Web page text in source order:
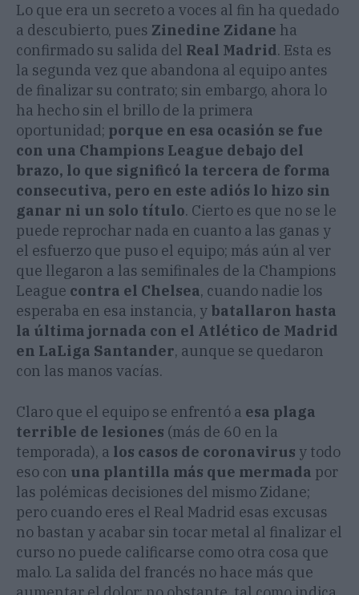
Lo que era un secreto a voces al fin ha quedado
a descubierto, pues Zinedine Zidane ha
confirmado su salida del Real Madrid. Esta es
la segunda vez que abandona al equipo antes
de finalizar su contrato; sin embargo, ahora lo
ha hecho sin el brillo de la primera
oportunidad; porque en esa ocasión se fue
con una Champions League debajo del
brazo, lo que significó la tercera de forma
consecutiva, pero en este adiós lo hizo sin
ganar ni un solo título. Cierto es que no se le
puede reprochar nada en cuanto a las ganas y
el esfuerzo que puso el equipo; más aún al ver
que llegaron a las semifinales de la Champions
League contra el Chelsea, cuando nadie los
esperaba en esa instancia, y batallaron hasta
la última jornada con el Atlético de Madrid
en LaLiga Santander, aunque se quedaron
con las manos vacías.
Claro que el equipo se enfrentó a esa plaga
terrible de lesiones (más de 60 en la
temporada), a los casos de coronavirus y todo
eso con una plantilla más que mermada por
las polémicas decisiones del mismo Zidane;
pero cuando eres el Real Madrid esas excusas
no bastan y acabar sin tocar metal al finalizar el
curso no puede calificarse como otra cosa que
malo. La salida del francés no hace más que